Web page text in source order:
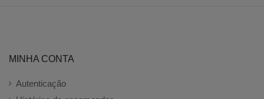
MINHA CONTA
Autenticação